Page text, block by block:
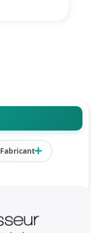
Fabricant